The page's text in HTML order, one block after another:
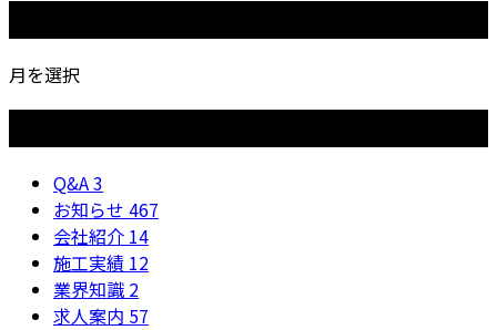
月を選択
Q&A3
お知らせ 467
会社紹介 14
施工実績 12
業界知識 2
求人案内 57